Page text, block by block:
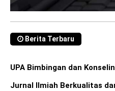
Berita Terbaru
UPA Bimbingan dan
Jurnal Ilmiah Berkualitas